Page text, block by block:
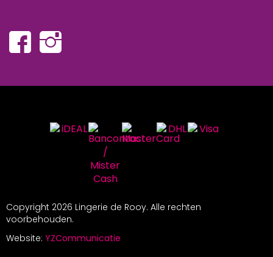
Copyright 2026 Lingerie de Rooy. Alle rechten
voorbehouden.
Website: YZCommunicatie